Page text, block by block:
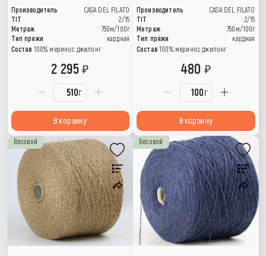
Производитель
CASA DEL FILATO
TIT
2/15
Метраж
750м/100г
Тип пряжи
кардная
Состав 100% меринос джилонг
г
2 295
В корзину
Производитель
CASA DEL FILATO
TIT
2/15
Метраж
750м/100г
Тип пряжи
кардная
Состав 100% меринос джилонг
г
480
В корзину
Весовой Весовой